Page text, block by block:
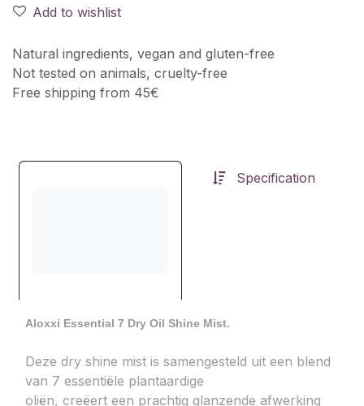
Add to wishlist
Natural ingredients, vegan and gluten-free
Not tested on animals, cruelty-free
Free shipping from 45€
Specification
Aloxxi Essential 7 Dry Oil Shine Mist.
Deze dry shine mist is samengesteld uit een blend
van 7 essentiële plantaardige
oliën, creëert een prachtig glanzende afwerking